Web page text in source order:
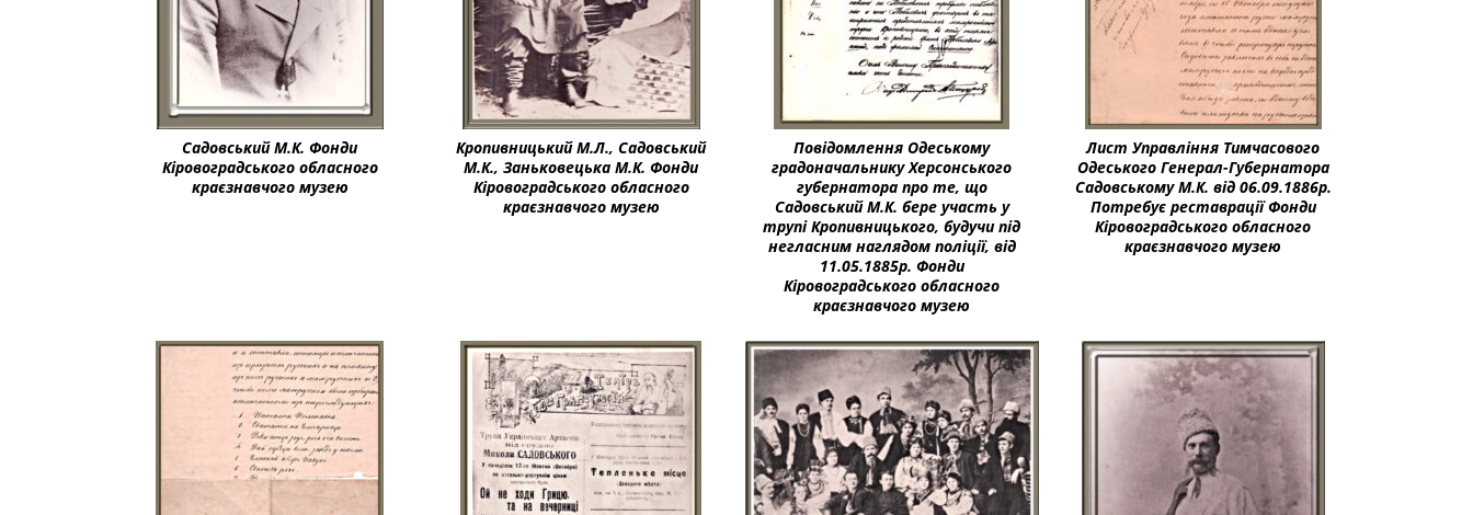
Садовський М.К. Фонди
Кіровоградського обласного
краєзнавчого музею
Кропивницький М.Л., Садовський
М.К., Заньковецька М.К. Фонди
Кіровоградського обласного
краєзнавчого музею
Повідомлення Одеському
градоначальнику Херсонського
губернатора про те, що
Садовський М.К. бере участь у
трупі Кропивницького, будучи під
негласним наглядом поліції, від
11.05.1885р. Фонди
Кіровоградського обласного
краєзнавчого музею
Лист Управління Тимчасового
Одеського Генерал-Губернатора
Садовському М.К. від 06.09.1886р.
Потребує реставрації Фонди
Кіровоградського обласного
краєзнавчого музею